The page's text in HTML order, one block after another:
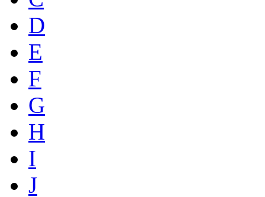
D
E
F
G
H
I
J